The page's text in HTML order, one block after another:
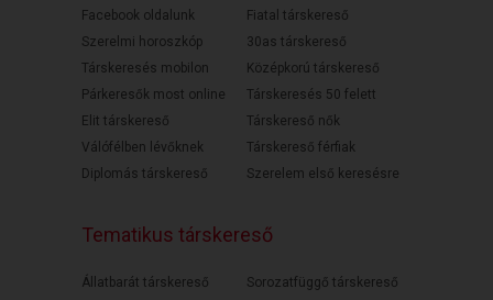
Facebook oldalunk
Szerelmi horoszkóp
Társkeresés mobilon
Párkeresők most online
Elit társkereső
Válófélben lévőknek
Diplomás társkereső
Fiatal társkereső
30as társkereső
Középkorú társkereső
Társkeresés 50 felett
Társkereső nők
Társkereső férfiak
Szerelem első keresésre
Tematikus társkereső
Állatbarát társkereső
Sorozatfüggő társkereső